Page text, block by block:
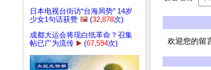
日本电视台街访“台海局势” 14岁
少女1句话获赞 🖼️ (32,878次)
成都大运会将现白纸革命？召集
帖已广为流传 ▶️ (67,594次) 欢迎您的留